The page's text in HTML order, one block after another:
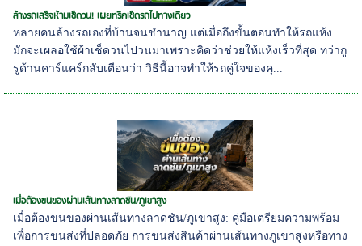
ล้างรถเสร็จห้ามเช็ดวน! เผยทริคเช็ดรถไปทางเดียว
หลายคนล้างรถเองที่บ้านจนชำนาญ แต่เมื่อถึงขั้นตอนทำให้รถแห้ง
มักจะเผลอใช้ผ้าเช็ดวนไปวนมาเพราะคิดว่าช่วยให้แห้งเร็วที่สุด ทว่ากู
รูด้านคาร์แคร์กลับเตือนว่า วิธีนี้อาจทำให้รถคู่ใจของคุ...
เมื่อต้องขนของผ่านเส้นทางลาดชัน/ภูเขาสูง
เมื่อต้องขนของผ่านเส้นทางลาดชัน/ภูเขาสูง: คู่มือเตรียมความพร้อม
เพื่อการขนส่งที่ปลอดภัย การขนส่งสินค้าผ่านเส้นทางภูเขาสูงหรือทาง